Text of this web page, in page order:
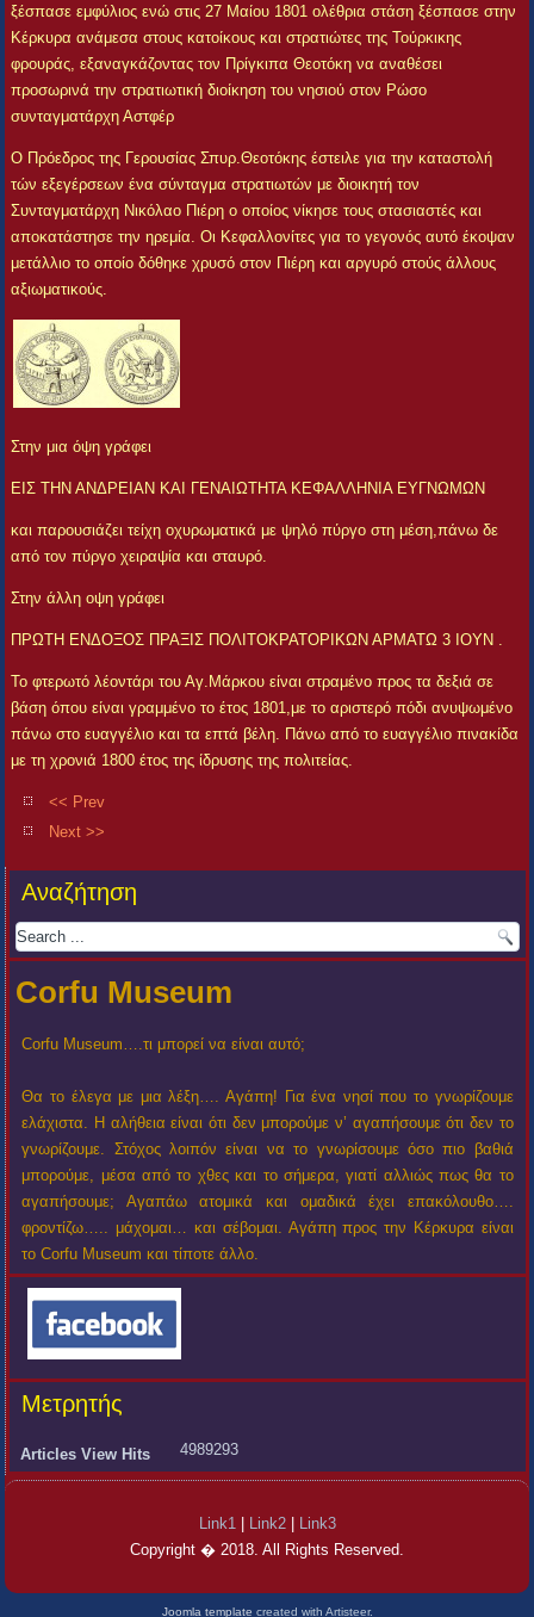
ξέσπασε εμφύλιος ενώ στις 27 Μαίου 1801 ολέθρια στάση ξέσπασε στην
Κέρκυρα ανάμεσα στους κατοίκους και στρατιώτες της Τούρκικης
φρουράς, εξαναγκάζοντας τον Πρίγκιπα Θεοτόκη να αναθέσει
προσωρινά την στρατιωτική διοίκηση του νησιού στον Ρώσο
συνταγματάρχη Αστφέρ
Ο Πρόεδρος της Γερουσίας Σπυρ.Θεοτόκης έστειλε για την καταστολή
τών εξεγέρσεων ένα σύνταγμα στρατιωτών με διοικητή τον
Συνταγματάρχη Νικόλαο Πιέρη ο οποίος νίκησε τους στασιαστές και
αποκατάστησε την ηρεμία. Οι Κεφαλλονίτες για το γεγονός αυτό έκοψαν
μετάλλιο το οποίο δόθηκε χρυσό στον Πιέρη και αργυρό στούς άλλους
αξιωματικούς.
Στην μια όψη γράφει
ΕΙΣ ΤΗΝ ΑΝΔΡΕΙΑΝ ΚΑΙ ΓΕΝΑΙΩΤΗΤΑ ΚΕΦΑΛΛΗΝΙΑ ΕΥΓΝΩΜΩΝ
και παρουσιάζει τείχη οχυρωματικά με ψηλό πύργο στη μέση,πάνω δε
από τον πύργο χειραψία και σταυρό.
Στην άλλη οψη γράφει
ΠΡΩΤΗ ΕΝΔΟΞΟΣ ΠΡΑΞΙΣ ΠΟΛΙΤΟΚΡΑΤΟΡΙΚΩΝ ΑΡΜΑΤΩ 3 ΙΟΥΝ .
Το φτερωτό λέοντάρι του Αγ.Μάρκου είναι στραμένο προς τα δεξιά σε
βάση όπου είναι γραμμένο το έτος 1801,με το αριστερό πόδι ανυψωμένο
πάνω στο ευαγγέλιο και τα επτά βέλη. Πάνω από το ευαγγέλιο πινακίδα
με τη χρονιά 1800 έτος της ίδρυσης της πολιτείας.
<< Prev
Next >>
Αναζήτηση
Corfu Museum
Corfu Museum….τι μπορεί να είναι αυτό;
Θα το έλεγα με μια λέξη…. Αγάπη! Για ένα νησί που το γνωρίζουμε
ελάχιστα. Η αλήθεια είναι ότι δεν μπορούμε ν’ αγαπήσουμε ότι δεν το
γνωρίζουμε. Στόχος λοιπόν είναι να το γνωρίσουμε όσο πιο βαθιά
μπορούμε, μέσα από το χθες και το σήμερα, γιατί αλλιώς πως θα το
αγαπήσουμε; Αγαπάω ατομικά και ομαδικά έχει επακόλουθο….
φροντίζω….. μάχομαι… και σέβομαι. Αγάπη προς την Κέρκυρα είναι
το Corfu Museum και τίποτε άλλο.
Μετρητής
Articles View Hits 4989293
Link1| Link2|
Link3
Copyright � 2018. All Rights Reserved.
Joomla template created with Artisteer.